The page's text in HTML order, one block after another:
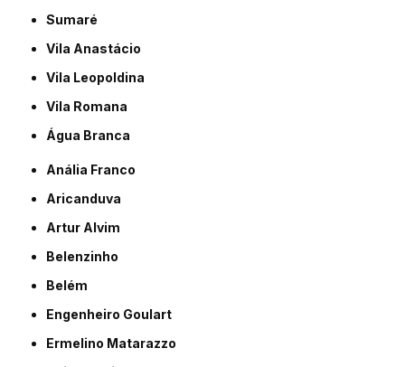
Sumaré
Vila Anastácio
Vila Leopoldina
Vila Romana
Água Branca
Anália Franco
Aricanduva
Artur Alvim
Belenzinho
Belém
Engenheiro Goulart
Ermelino Matarazzo